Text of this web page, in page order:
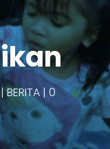
BERITA 0